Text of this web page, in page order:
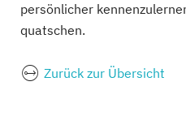
persönlicher
quatschen.
Zurück zur Übersicht